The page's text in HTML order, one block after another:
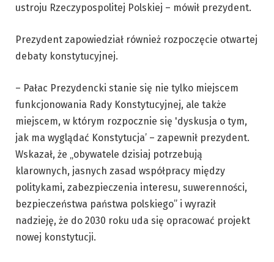
ustroju Rzeczypospolitej Polskiej – mówił prezydent.
Prezydent zapowiedział również rozpoczęcie otwartej
debaty konstytucyjnej.
– Pałac Prezydencki stanie się nie tylko miejscem
funkcjonowania Rady Konstytucyjnej, ale także
miejscem, w którym rozpocznie się 'dyskusja o tym,
jak ma wyglądać Konstytucja’ – zapewnił prezydent.
Wskazał, że „obywatele dzisiaj potrzebują
klarownych, jasnych zasad współpracy między
politykami, zabezpieczenia interesu, suwerenności,
bezpieczeństwa państwa polskiego” i wyraził
nadzieję, że do 2030 roku uda się opracować projekt
nowej konstytucji.